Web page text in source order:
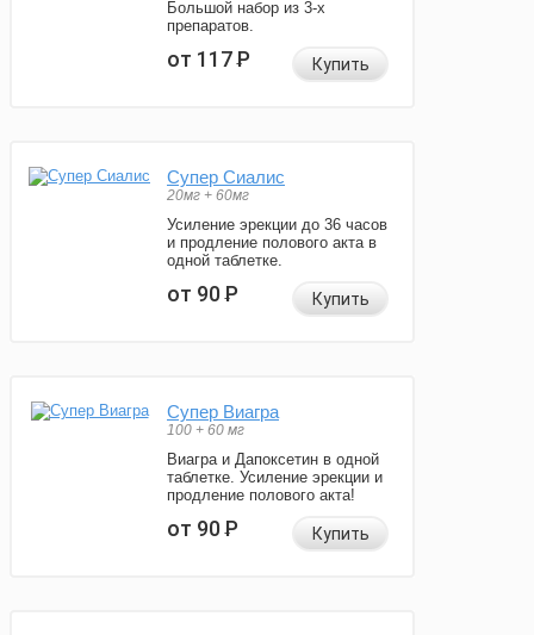
Большой набор из 3-х
препаратов.
от 117Р Купить
Супер Сиалис
20мг + 60мг
Усиление эрекции до 36 часов
и продление полового акта в
одной таблетке.
от 90Р Купить
Супер Виагра
100 + 60 мг
Виагра и Дапоксетин в одной
таблетке. Усиление эрекции и
продление полового акта!
от 90Р Купить